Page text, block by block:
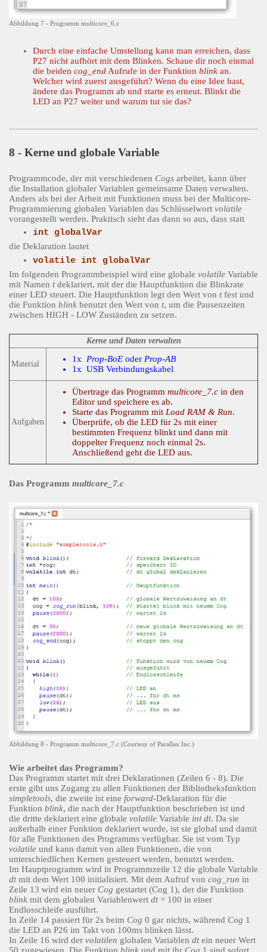
Abbildung 7 - Programm multicore_6.c
Durch eine einfache Umstellung kann man erreichen, dass
P27 nicht aufhört mit dem Blinken. Schaue dir noch einmal
die beiden cog_endAufrufe in der Funktion blink an.
Welcher wird zuerst ausgeführt? Wenn du eine Idee hast,
ändere das Programm ab und starte es erneut. Blinkt die
LED an P27 weiter und warum tut sie das?
8 - Kerne und globale Variable
Programmcode, der mit verschiedenen Cogs arbeitet, kann über
die Installation globaler Variablen gemeinsame Daten verwalten.
Anders als bei der Arbeit mit Funktionen muss bei der Multicore-
Programmierung globalen Variablen das Schlüsselwort volatile
vorangestellt werden. Praktisch sieht das dann so aus, dass statt
int globalVar
die Deklaration lautet
volatile int globalVar
Im folgenden Programmbeispiel wird eine globale volatile Variable
mit Namen tdeklariert, mit der die Hauptfunktion die Blinkrate
einer LED steuert. Die Hauptfunktion legt den Wert von tfest und
die Funktion blink benutzt den Wert von t, um die Pausenzeiten
zwischen HIGH - LOW Zuständen zu setzen.
Kerne und Daten verwalten
Material
1x Prop-BoE oder Prop-AB
1x USB Verbindungskabel
Aufgaben
Übertrage das Programm multicore_7.c in den
Editor und speichere es ab.
Starte das Programm mit Load RAM & Run.
Überprüfe, ob die LED für 2s mit einer
bestimmten Frequenz blinkt und dann mit
doppelter Frequenz noch einmal 2s.
Anschließend geht die LED aus.
Das Programm multicore_7.c
Abbildung 8 - Programm multicore_7.c (Courtesy of Parallax Inc.)
Wie arbeitet das Programm?
Das Programm startet mit drei Deklarationen (Zeilen 6 - 8). Die
erste gibt uns Zugang zu allen Funktionen der Bibliotheksfunktion
simpletools, die zweite ist eine forward-Deklaration für die
Funktion blink, die nach der Hauptfunktion beschrieben ist und
die dritte deklariert eine globale volatile Variable int dt. Da sie
außerhalb einer Funktion deklariert wurde, ist sie global und damit
für alle Funktionen des Programms verfügbar. Sie ist vom Typ
volatile und kann damit von allen Funktionen, die von
unterschiedlichen Kernen gesteuert werden, benutzt werden.
Im Hauptprogramm wird in Programmzeile 12 die globale Variable
dtmit dem Wert 100 initialisiert. Mit dem Aufruf von cog_run in
Zeile 13 wird ein neuer Cog gestartet (Cog 1), der die Funktion
blink mit dem globalen Variablenwert dt= 100 in einer
Endlosschleife ausführt.
In Zeile 14 passiert für 2s beim Cog 0 gar nichts, während Cog 1
die LED an P26 im Takt von 100ms blinken lässt.
In Zeile 16 wird der volatilen globalen Variablen dtein neuer Wert
50 zugewiesen. Die Funktion blink und mit ihr Cog 1 sind sofort